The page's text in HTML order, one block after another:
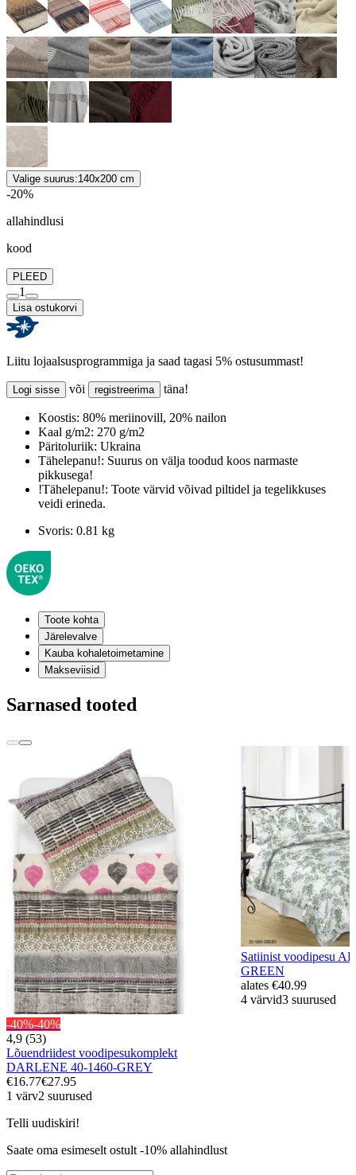
Valige suurus:140x200 cm
-20%
allahindlusi
kood
PLEED
1
Lisa ostukorvi
Liitu lojaalsusprogrammiga ja saad tagasi 5% ostusummast!
Logi sisse või registreerima täna!
Koostis: 80% meriinovill, 20% nailon
Kaal g/m2: 270 g/m2
Päritoluriik: Ukraina
Tähelepanu!: Suurus on välja toodud koos narmaste
pikkusega!
!Tähelepanu!: Toote värvid võivad piltidel ja tegelikkuses
veidi erineda.
Svoris: 0.81 kg
Toote kohta
Järelevalve
Kauba kohaletoimetamine
Makseviisid
Sarnased tooted
-40%-40%
4,9 (53)
Lõuendriidest voodipesukomplekt
DARLENE 40-1460-GREY
€16.77€27.95
1 värv2 suurused
Satiinist voodipesu
GREEN
alates €40.99
4 värvid3 suurused
Telli uudiskiri!
Saate oma esimeselt ostult -10% allahindlust